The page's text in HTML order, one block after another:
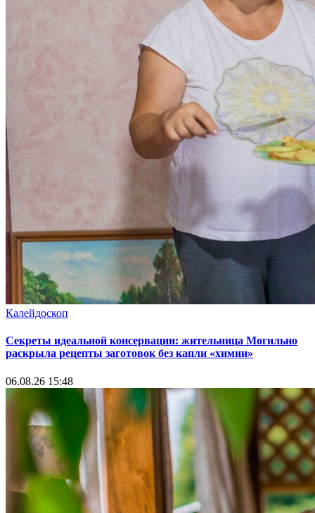
Калейдоскоп
Секреты идеальной консервации: жительница Могильно
раскрыла рецепты заготовок без капли «химии»
06.08.26 15:48